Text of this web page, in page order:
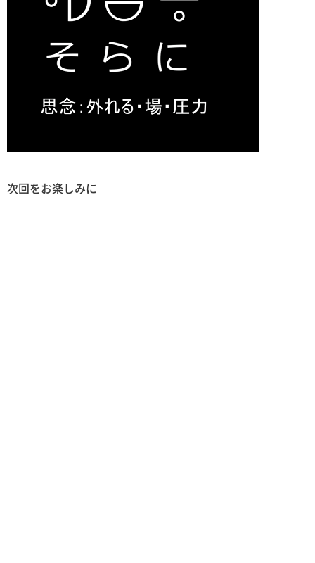
次回をお楽しみに